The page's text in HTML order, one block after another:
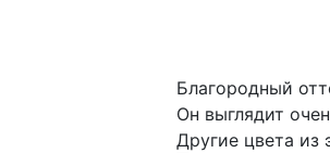
Благородный
Он выглядит
Другие цвета из